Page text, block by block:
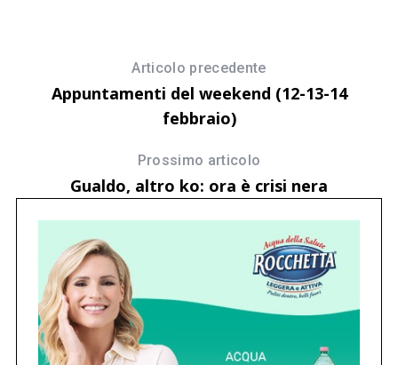
Articolo precedente
Appuntamenti del weekend (12-13-14
febbraio)
Prossimo articolo
Gualdo, altro ko: ora è crisi nera